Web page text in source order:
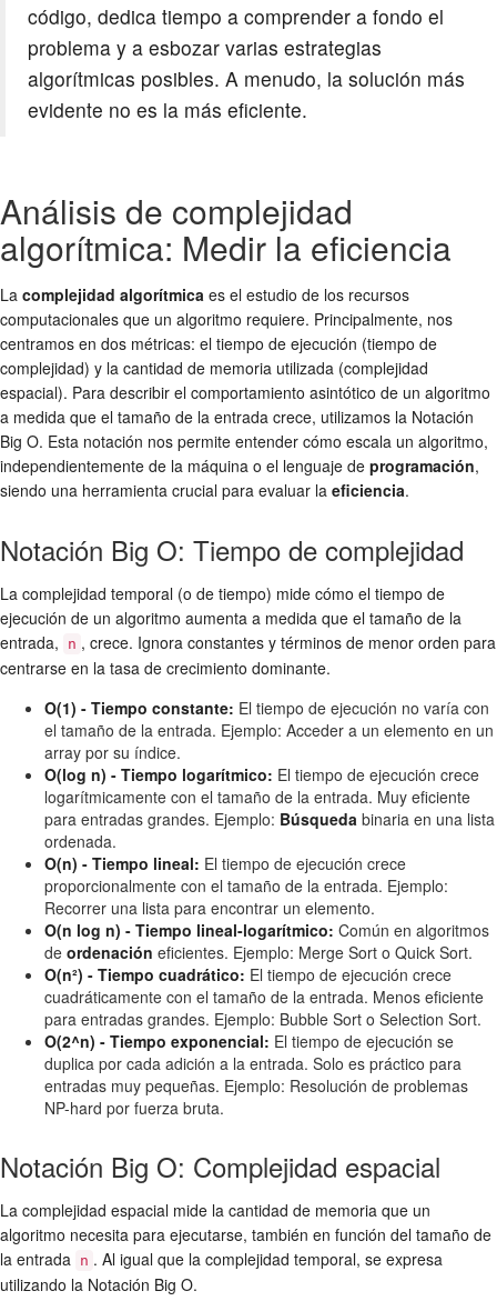
código, dedica tiempo a comprender a fondo el
problema y a esbozar varias estrategias
algorítmicas posibles. A menudo, la solución más
evidente no es la más eficiente.
Análisis de complejidad
algorítmica: Medir la eficiencia
La complejidad algorítmica es el estudio de los recursos
computacionales que un algoritmo requiere. Principalmente, nos
centramos en dos métricas: el tiempo de ejecución (tiempo de
complejidad) y la cantidad de memoria utilizada (complejidad
espacial). Para describir el comportamiento asintótico de un algoritmo
a medida que el tamaño de la entrada crece, utilizamos la Notación
Big O. Esta notación nos permite entender cómo escala un algoritmo,
independientemente de la máquina o el lenguaje de programación,
siendo una herramienta crucial para evaluar la eficiencia.
Notación Big O: Tiempo de complejidad
La complejidad temporal (o de tiempo) mide cómo el tiempo de
ejecución de un algoritmo aumenta a medida que el tamaño de la
entrada,
n , crece. Ignora constantes y términos de menor orden para
centrarse en la tasa de crecimiento dominante.
O(1) - Tiempo constante: El tiempo de ejecución no varía con
el tamaño de la entrada. Ejemplo: Acceder a un elemento en un
array por su índice.
O(log n) - Tiempo logarítmico: El tiempo de ejecución crece
logarítmicamente con el tamaño de la entrada. Muy eficiente
para entradas grandes. Ejemplo: Búsqueda binaria en una lista
ordenada.
O(n) - Tiempo lineal: El tiempo de ejecución crece
proporcionalmente con el tamaño de la entrada. Ejemplo:
Recorrer una lista para encontrar un elemento.
O(n log n) - Tiempo lineal-logarítmico: Común en algoritmos
de ordenación eficientes. Ejemplo: Merge Sort o Quick Sort.
O(n²) - Tiempo cuadrático: El tiempo de ejecución crece
cuadráticamente con el tamaño de la entrada. Menos eficiente
para entradas grandes. Ejemplo: Bubble Sort o Selection Sort.
O(2^n) - Tiempo exponencial: El tiempo de ejecución se
duplica por cada adición a la entrada. Solo es práctico para
entradas muy pequeñas. Ejemplo: Resolución de problemas
NP-hard por fuerza bruta.
Notación Big O: Complejidad espacial
La complejidad espacial mide la cantidad de memoria que un
algoritmo necesita para ejecutarse, también en función del tamaño de
la entrada
n . Al igual que la complejidad temporal, se expresa
utilizando la Notación Big O.